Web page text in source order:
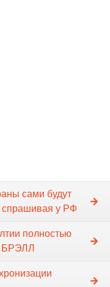
сами будут
спрашивая у РФ
полностью
БРЭЛЛ